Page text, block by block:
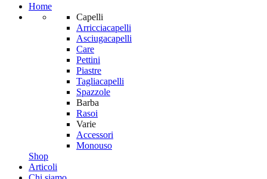
Home
Capelli
Arricciacapelli
Asciugacapelli
Care
Pettini
Piastre
Tagliacapelli
Spazzole
Barba
Rasoi
Varie
Accessori
Monouso
Shop
Articoli